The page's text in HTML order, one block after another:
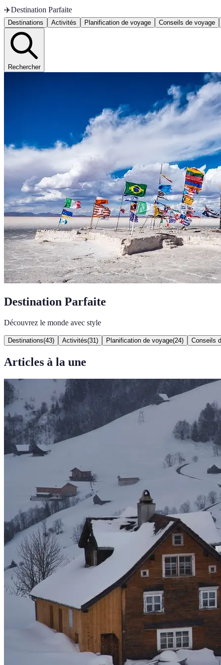
✈️Destination Parfaite
Destinations Activités Planification de voyage Conseils de voyage
Rechercher
Destination Parfaite
Découvrez le monde avec style
Destinations(43) Activités(31 ) Planification de voyage(24) Conseils
Articles à la une